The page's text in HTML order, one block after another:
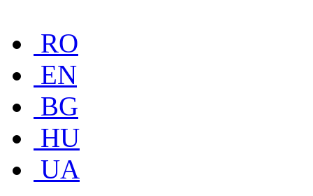
RO
EN
BG
HU
UA